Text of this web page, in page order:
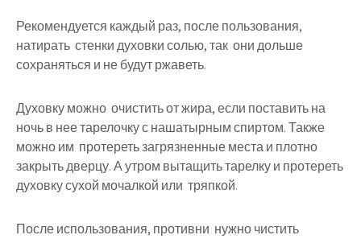
Рекомендуется каждый раз, после пользования,
натирать стенки духовки солью, так они дольше
сохраняться и не будут ржаветь.
Духовку можно очистить от жира, если поставить на
ночь в нее тарелочку с нашатырным спиртом. Также
можно им протереть загрязненные места и плотно
закрыть дверцу. А утром вытащить тарелку и протереть
духовку сухой мочалкой или тряпкой.
После использования, противни нужно чистить